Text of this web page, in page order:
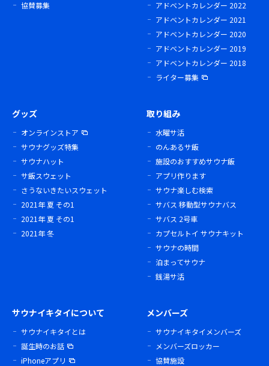
協賛募集
アドベントカレンダー 2022
アドベントカレンダー 2021
アドベントカレンダー 2020
アドベントカレンダー 2019
アドベントカレンダー 2018
ライター募集
グッズ
オンラインストア
サウナグッズ特集
サウナハット
サ飯スウェット
さうないきたいスウェット
2021年 夏 その1
2021年 夏 その1
2021年 冬
取り組み
水曜サ活
のんあるサ飯
施設のおすすめサウナ飯
アプリ作ります
サウナ楽しむ検索
サバス 移動型サウナバス
サバス 2号車
カプセルトイ サウナキット
サウナの時間
泊まってサウナ
銭湯サ活
サウナイキタイについて
サウナイキタイとは
誕生時のお話
iPhoneアプリ
メンバーズ
サウナイキタイメンバーズ
メンバーズロッカー
協賛施設